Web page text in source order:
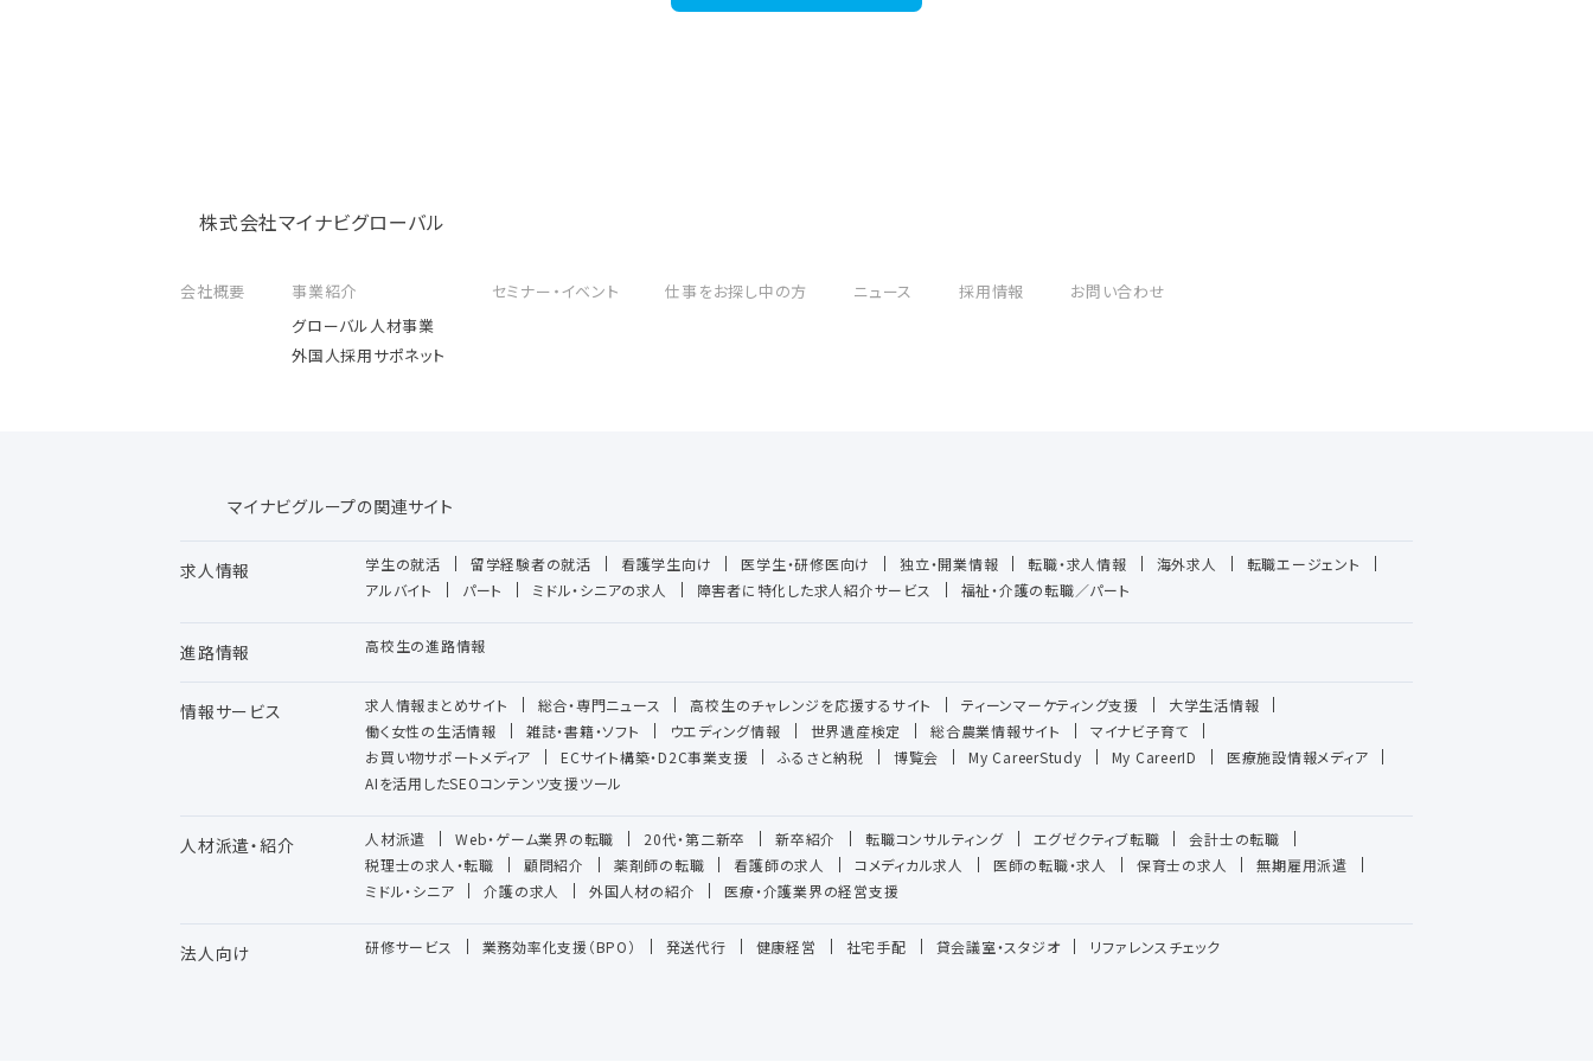
株式会社マイナビグローバル
会社概要
事業紹介
グローバル人材事業
外国人採用サポネット
セミナー・イベント 仕事をお探し中の方 ニュース 採用情報 お問い合わせ
マイナビグループの関連サイト
求人情報 学生の就活 留学経験者の就活 看護学生向け 医学生・研修医向け 独立・開業情報 転職・求人情報 海外求人
転職エージェント
アルバイト
パート ミドル・シニアの求人 障害者に特化した求人紹介サービス 福祉・介護の転職／パート
進路情報 高校生の進路情報
情報サービス 求人情報まとめサイト 総合・専門ニュース 高校生のチャレンジを応援するサイト ティーンマーケティング支援
大学生活情報
働く女性の生活情報
雑誌・書籍・ソフト ウエディング情報 世界遺産検定 総合農業情報サイト
マイナビ子育て
お買い物サポートメディア
ECサイト構築・D2C事業支援 ふるさと納税 博覧会 My CareerStudy My CareerID
医療施設情報メディア
AIを活用したSEOコンテンツ支援ツール
人材派遣・紹介 人材派遣 Web・ゲーム業界の転職 20代・第二新卒 新卒紹介 転職コンサルティング エグゼクティブ転職
会計士の転職
税理士の求人・転職
顧問紹介 薬剤師の転職 看護師の求人 コメディカル求人 医師の転職・求人 保育士の求人
無期雇用派遣
ミドル・シニア
介護の求人 外国人材の紹介 医療・介護業界の経営支援
法人向け 研修サービス 業務効率化支援（BPO） 発送代行 健康経営 社宅手配 貸会議室・スタジオ リファレンスチェック